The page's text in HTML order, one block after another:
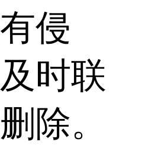
侵
时联
除。